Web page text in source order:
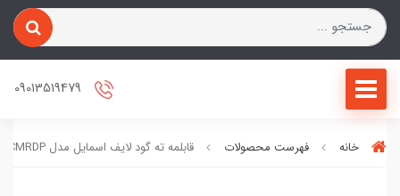
خانه فهرست محصولات قابلمه ته گود لایف اسمایل مدل FLCMRDP سایز 24